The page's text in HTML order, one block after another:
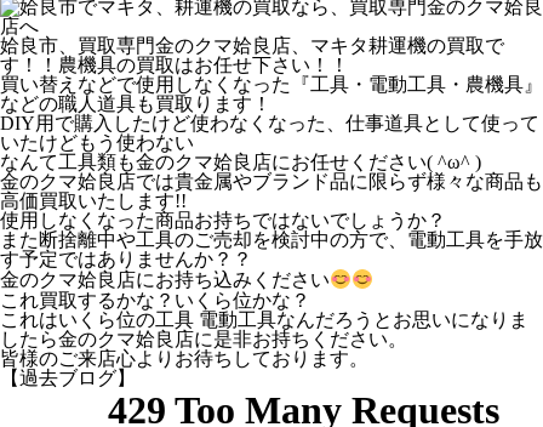
姶良市、買取専門金のクマ姶良店、マキタ耕運機の買取で
す！！農機具の買取はお任せ下さい！！
買い替えなどで使用しなくなった『工具・電動工具・農機具』
などの職人道具も買取ります！
DIY用で購入したけど使わなくなった、仕事道具として使って
いたけどもう使わない
なんて工具類も金のクマ姶良店にお任せください( ^ω^ )
金のクマ姶良店では貴金属やブランド品に限らず様々な商品も
高価買取いたします!!
使用しなくなった商品お持ちではないでしょうか？
また断捨離中や工具のご売却を検討中の方で、電動工具を手放
す予定ではありませんか？？
金のクマ姶良店にお持ち込みください
これ買取するかな？いくら位かな？
これはいくら位の工具 電動工具なんだろうとお思いになりま
したら金のクマ姶良店に是非お持ちください。
皆様のご来店心よりお待ちしております。
【過去ブログ】